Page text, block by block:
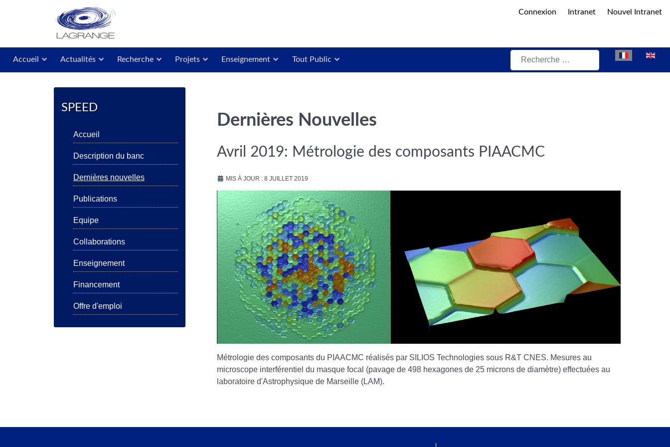
Connexion Intranet Nouvel Intranet
Accueil Actualités Recherche Projets Enseignement Tout Public
Rechercher Sélectionnez
SPEED
Accueil
Description du banc
Dernières nouvelles
Publications
Equipe
Collaborations
Enseignement
Financement
Offre d'emploi
Dernières Nouvelles
Avril 2019: Métrologie des composants PIAACMC
MIS À JOUR : 8 JUILLET 2019
Métrologie des composants du PIAACMC réalisés par SILIOS Technologies sous R&T CNES. Mesures au
microscope interférentiel du masque focal (pavage de 498 hexagones de 25 microns de diamètre) effectuées au
laboratoire d'Astrophysique de Marseille (LAM).